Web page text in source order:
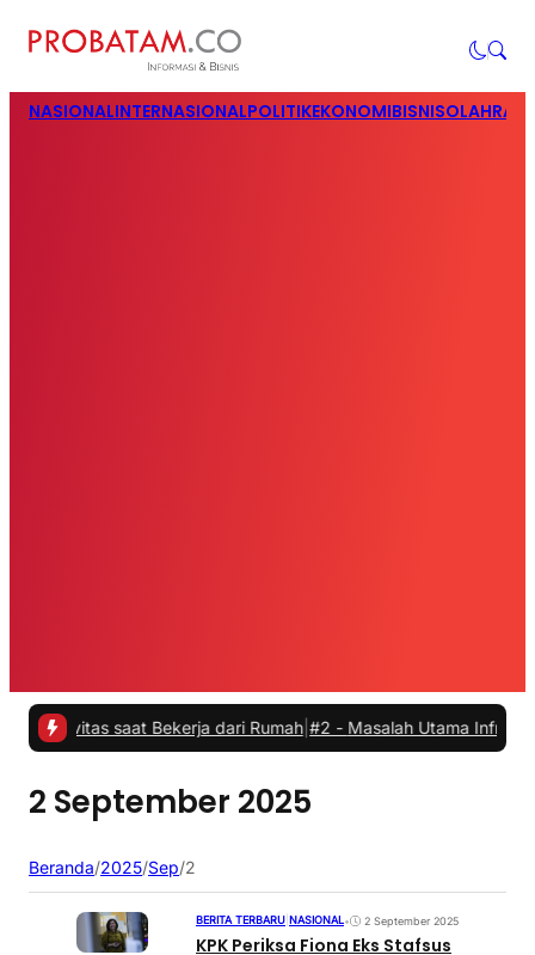
NASIONALINTERNASIONALPOLITIKEKONOMIBISNIS
saat Bekerja dari Rumah|#2 -Masalah Utama Infrastruktur
2 September 2025
Beranda/2025/Sep/2
BERITA TERBARU NASIONAL• 2 September 2025
KPK Periksa Fiona Eks Stafsus